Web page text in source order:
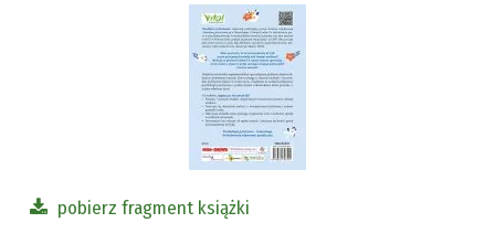
pobierz fragment książki